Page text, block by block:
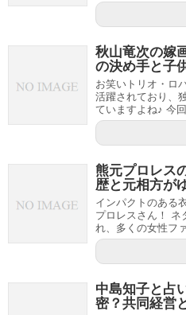
秋山竜次の嫁
の決め手と子
お笑いトリオ・ロ
活躍されており、
ていますよね♪ 今回
熊元プロレス
歴と元相方が
インパクトのある
プロレスさん！ ネ
れ、多くの女性フ
中島知子と占
密？共同経営